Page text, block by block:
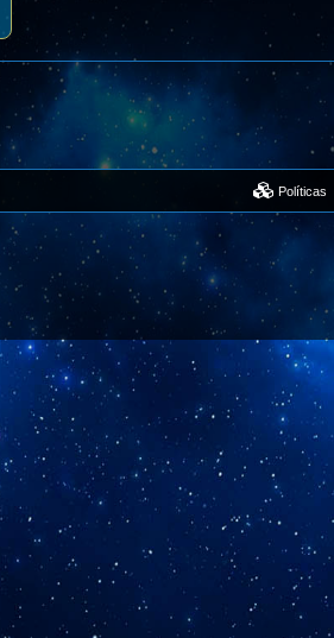
Políticas